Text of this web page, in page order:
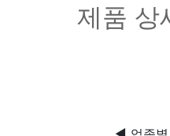
제품 상